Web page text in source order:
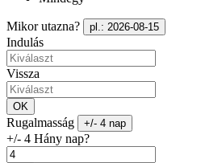
Mikor utazna? pl.: 2026-08-15
Indulás
Vissza
OK
Rugalmasság +/- 4 nap
+/- 4 Hány nap?